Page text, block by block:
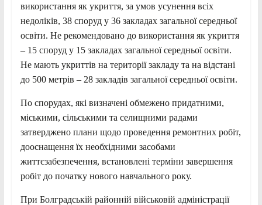
використання як укриття, за умов усунення всіх
недоліків, 38 споруд у 36 закладах загальної середньої
освіти. Не рекомендовано до використання як укриття
– 15 споруд у 15 закладах загальної середньої освіти.
Не мають укриттів на території закладу та на відстані
до 500 метрів – 28 закладів загальної середньої освіти.
По спорудах, які визначені обмежено придатними,
міськими, сільськими та селищними радами
затверджено плани щодо проведення ремонтних робіт,
дооснащення їх необхідними засобами
життєзабезпечення, встановлені терміни завершення
робіт до початку нового навчального року.
При Болградській районній військовій адміністрації